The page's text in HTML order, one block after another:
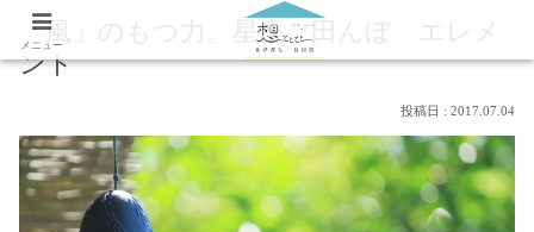
「風」のもつ力。星座 田んぼ エレメ
ント
2017.07.04
メニュー